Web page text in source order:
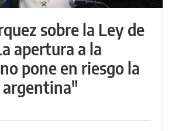
sobre la Ley de
apertura a la
pone en riesgo la